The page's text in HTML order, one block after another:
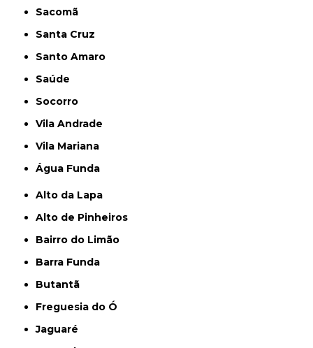
Sacomã
Santa Cruz
Santo Amaro
Saúde
Socorro
Vila Andrade
Vila Mariana
Água Funda
Alto da Lapa
Alto de Pinheiros
Bairro do Limão
Barra Funda
Butantã
Freguesia do Ó
Jaguaré